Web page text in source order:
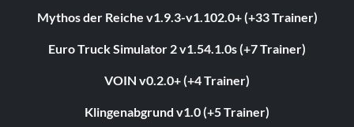
Mythos der Reiche v1.9.3-v1.102.0+ (+33 Trainer)
Euro Truck Simulator 2 v1.54.1.0s (+7 Trainer)
VOIN v0.2.0+ (+4 Trainer)
Klingenabgrund v1.0 (+5 Trainer)